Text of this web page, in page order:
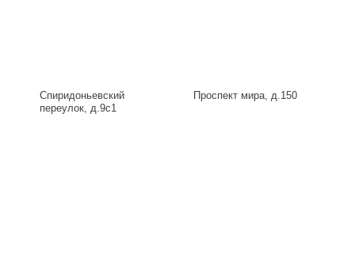
Спиридоньевский
переулок, д.9с1
Проспект мира, д.150